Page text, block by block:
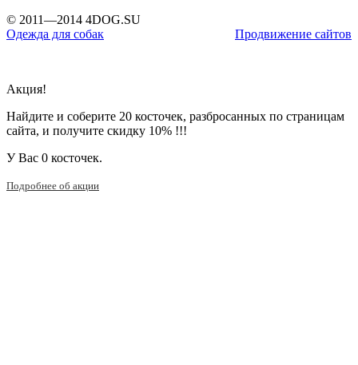
© 2011—2014 4DOG.SU
Одежда для собак
Продвижение сайтов
Акция!
Найдите и соберите 20 косточек, разбросанных по страницам
сайта, и получите скидку 10% !!!
У Вас 0 косточек.
Подробнее об акции